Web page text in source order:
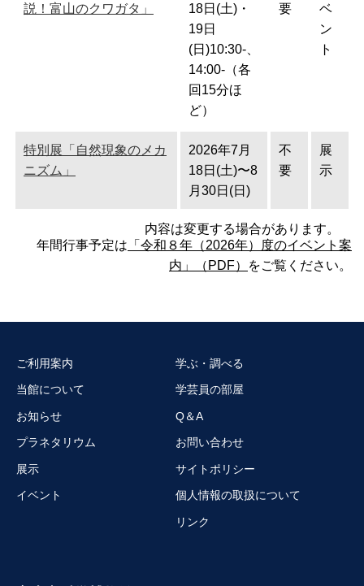
説！富山のクワガタ」
18日(土)・
19日
(日)10:30-、
14:00-（各
回15分ほ
ど）
要
ベ
ン
ト
特別展「自然現象のメカ
ニズム」
2026年7月
18日(土)〜8
月30日(日)
不
要
展
示
内容は変更する場合があります。
年間行事予定は 「令和８年（2026年）度のイベント案
内」（PDF）
をご覧ください。
ご利用案内
当館について
お知らせ
プラネタリウム
展示
イベント
学ぶ・調べる
学芸員の部屋
Q＆A
お問い合わせ
サイトポリシー
個人情報の取扱について
リンク